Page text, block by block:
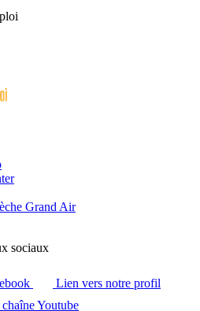
Grand Air
sociaux
Lien vers notre profil
Youtube